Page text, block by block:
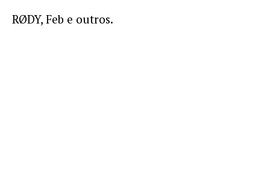
RØDY, Feb e outros.